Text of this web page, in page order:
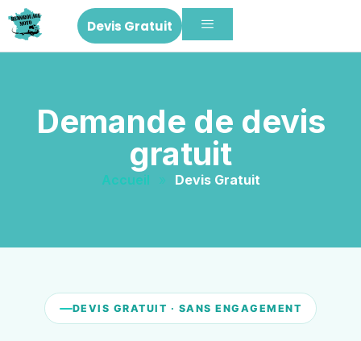
Devis Gratuit
Demande de devis
gratuit
Accueil » Devis Gratuit
DEVIS GRATUIT · SANS ENGAGEMENT